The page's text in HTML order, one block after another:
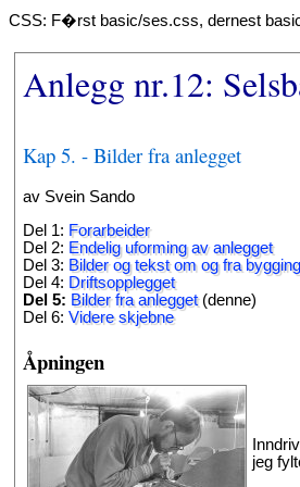
CSS: F�rst basic/ses.css, dernest
Anlegg nr.12:
Kap 5. - Bilder fra anlegget
av Svein Sando
Del 1: Forarbeider
Del 2: Endelig uforming av anlegget
Del 3: Bilder og tekst om og fra
Del 4: Driftsopplegget
Del 5: Bilder fra anlegget(denne)
Del 6: Videre skjebne
Åpningen
jeg